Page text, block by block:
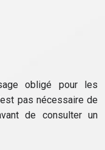
obligé pour les
pas nécessaire de
de consulter un